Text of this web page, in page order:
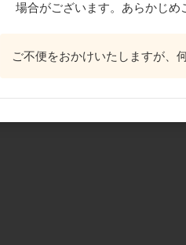
場合がございます。あらかじめ
ご不便をおかけいたしますが、